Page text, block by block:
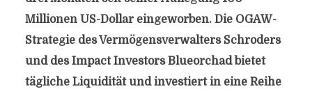
Millionen US-Dollar eingeworben. Die OGAW-
Strategie des Vermögensverwalters Schroders
und des Impact Investors Blueorchad bietet
tägliche Liquidität und investiert in eine Reihe